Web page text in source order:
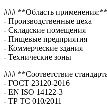
### **Область применения:**
- Производственные цеха
- Складские помещения
- Пищевые предприятия
- Коммерческие здания
- Технические зоны
### **Соответствие
- ГОСТ 23120-2016
- EN ISO 14122-3
- ТР ТС 010/2011